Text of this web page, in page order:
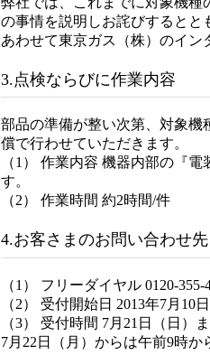
の事情を説明しお詫びするとと
あわせて東京ガス（株）のイン
3.点検ならびに作業内容
部品の準備が整い次第、対象機
償で行わせていただきます。
（1） 作業内容 機器内部の『
す。
（2） 作業時間 約2時間/件
4.お客さまのお問い合わせ先
（1） フリーダイヤル 0120-355-
（2） 受付開始日 2013年7月10日
（3） 受付時間 7月21日（日）
7月22日（月）からは午前9時か